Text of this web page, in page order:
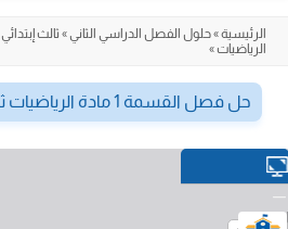
الرئيسية»حلول الفصل الدراسي الثاني» ثالث إبتدائي
الرياضيات»
حل فصل القسمة 1 مادة الرياضيات ثالث ابتدائي ف2